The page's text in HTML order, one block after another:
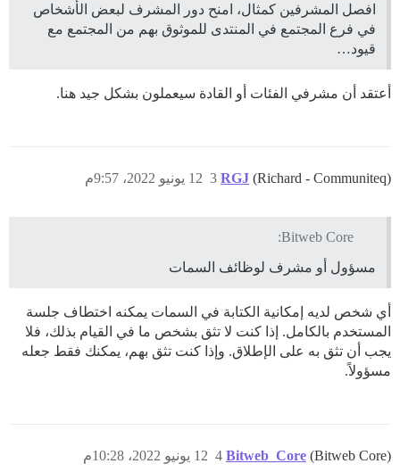
افصل المشرفين كمثال، امنح دور المشرف لبعض الأشخاص
في فرع المجتمع في المنتدى للموثوق بهم من المجتمع مع
قيود…
أعتقد أن مشرفي الفئات أو القادة سيعملون بشكل جيد هنا.
RGJ (Richard - Communiteq) 12 يونيو 2022، 9:57م 3
Bitweb Core:
مسؤول أو مشرف لوظائف السمات
أي شخص لديه إمكانية الكتابة في السمات يمكنه اختطاف جلسة
المستخدم بالكامل. إذا كنت لا تثق بشخص ما في القيام بذلك، فلا
يجب أن تثق به على الإطلاق. وإذا كنت تثق بهم، يمكنك فقط جعله
مسؤولاً.
Bitweb_Core (Bitweb Core) 12 يونيو 2022، 10:28م 4